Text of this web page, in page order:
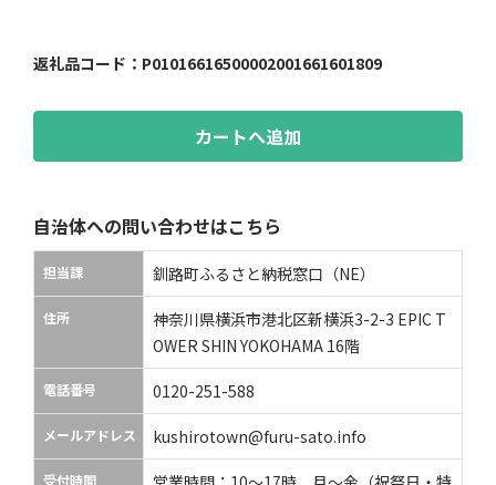
返礼品コード： P01016616500002001661601809
カートへ追加
自治体への問い合わせはこちら
担当課 釧路町ふるさと納税窓口（NE）
住所
神奈川県横浜市港北区新横浜3-2-3 EPIC T
OWER SHIN YOKOHAMA 16階
電話番号 0120-251-588
メールアドレス kushirotown@furu-sato.info
受付時間